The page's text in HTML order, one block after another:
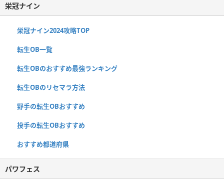
栄冠ナイン
栄冠ナイン2024攻略TOP
転生OB一覧
転生OBのおすすめ最強ランキング
転生OBのリセマラ方法
野手の転生OBおすすめ
投手の転生OBおすすめ
おすすめ都道府県
パワフェス